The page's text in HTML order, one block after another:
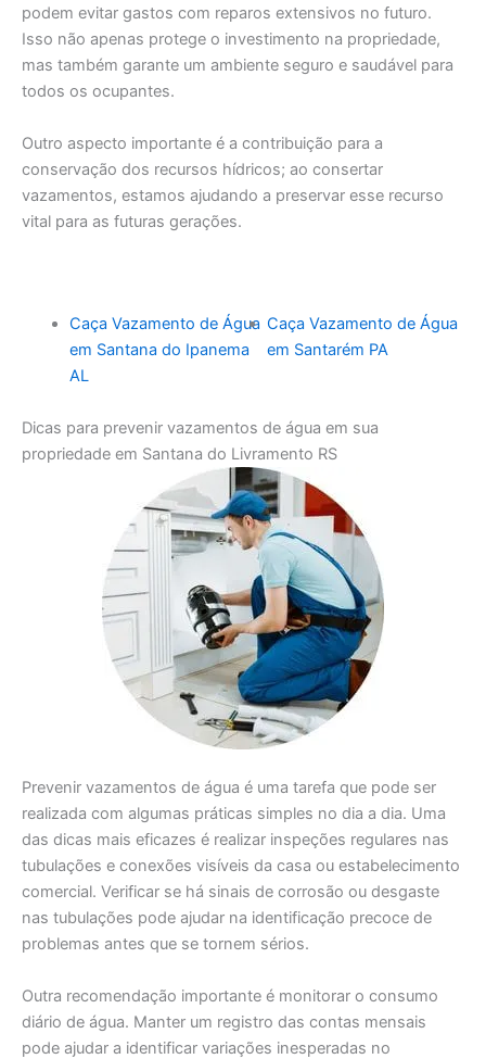
podem evitar gastos com reparos extensivos no futuro.
Isso não apenas protege o investimento na propriedade,
mas também garante um ambiente seguro e saudável para
todos os ocupantes.
Outro aspecto importante é a contribuição para a
conservação dos recursos hídricos; ao consertar
vazamentos, estamos ajudando a preservar esse recurso
vital para as futuras gerações.
Caça Vazamento de Água
em Santana do Ipanema
AL
Caça Vazamento de Água
em Santarém PA
Dicas para prevenir vazamentos de água em sua
propriedade em Santana do Livramento RS
Prevenir vazamentos de água é uma tarefa que pode ser
realizada com algumas práticas simples no dia a dia. Uma
das dicas mais eficazes é realizar inspeções regulares nas
tubulações e conexões visíveis da casa ou estabelecimento
comercial. Verificar se há sinais de corrosão ou desgaste
nas tubulações pode ajudar na identificação precoce de
problemas antes que se tornem sérios.
Outra recomendação importante é monitorar o consumo
diário de água. Manter um registro das contas mensais
pode ajudar a identificar variações inesperadas no